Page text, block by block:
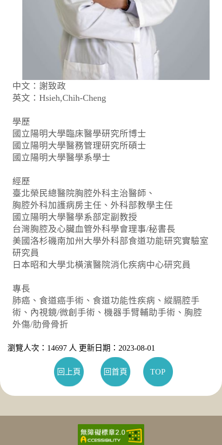
中文：謝致政
英文：Hsieh,Chih-Cheng
學歷
國立陽明大學臨床醫學研究所博士
國立陽明大學醫務管理研究所碩士
國立陽明大學醫學系學士
經歷
臺北榮民總醫院胸腔外科主治醫師、
胸腔外科加護病房主任、外科部教學主任
國立陽明大學醫學系部定副教授
台灣胸腔及心臟血管外科學會理事/秘書長
美國洛杉磯南加州大學外科部食道功能研究實驗室
研究員
日本昭和大學北橫濱醫院消化疾病中心研究員
專長
肺癌、食道癌手術、食道功能性疾病、縱膈腔手
術、內視鏡/微創手術、機器手臂輔助手術、胸腔
外傷/肋骨骨折
瀏覽人次：14697 人 更新日期：2023-08-01
回上頁 回首頁 TOP